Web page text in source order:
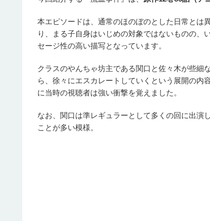
本エピソードは、通常のほのぼのとした日常とは
り、まる子自身はいじめの対象ではないものの、
セージ性の高い描写となっています。
クラスのやんちゃ坊主である関口と佐々木が些細
ら、徐々にエスカレートしていくという展開の内
に当時の視聴者は強い衝撃を覚えました。
なお、関口は準レギュラーとして多くの回に出演
ことが多い模様。